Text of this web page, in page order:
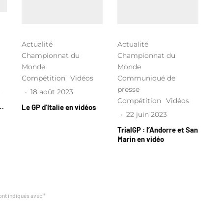
Actualité
Championnat du
Monde
Compétition
Vidéos
· 18 août 2023
Le GP d’Italie en vidéos
Actualité
Championnat du
Monde
Communiqué de
presse
Compétition
Vidéos
· 22 juin 2023
TrialGP : l’Andorre et San
Marin en vidéo
indiqués avec *